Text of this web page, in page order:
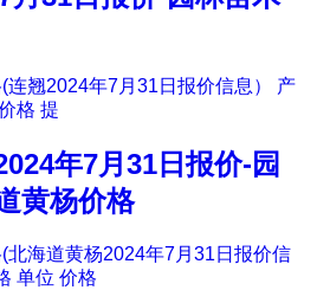
连翘2024年7月31日报价信息） 产
格 提
年7月31日报价-园
黄杨价格
北海道黄杨2024年7月31日报价信
单位 价格